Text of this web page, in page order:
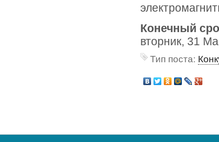
Конечный
вторник, 31
Тип поста: